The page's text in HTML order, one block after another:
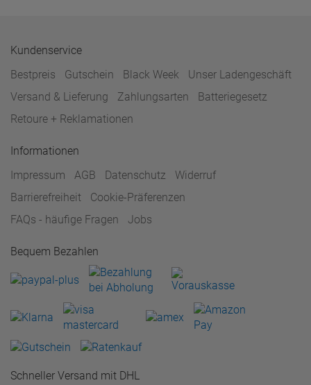
Kundenservice
Bestpreis
Gutschein Black Week
Unser Ladengeschäft
Versand & Lieferung
Zahlungsarten
Batteriegesetz
Retoure + Reklamationen
Informationen
Impressum
AGB Datenschutz
Widerruf
Barrierefreiheit
Cookie-Präferenzen
FAQs - häufige Fragen
Jobs
Bequem Bezahlen
Schneller Versand mit DHL